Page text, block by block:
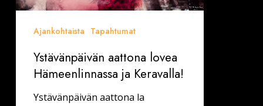
Ajankohtaista Tapahtumat
Ystävänpäivän aattona lovea
Hämeenlinnassa ja Keravalla!
Ystävänpäivän aattona la